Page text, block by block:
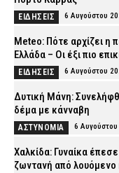
ΕΙΔΗΣΕΙΣ 6 Αυγούστου
Meteo: Πότε αρχίζει η
Ελλάδα – Οι έξι πιο
ΕΙΔΗΣΕΙΣ 6 Αυγούστου
Δυτική Μάνη:
δέμα με κάνναβη
ΑΣΤΥΝΟΜΙΑ 6
Χαλκίδα: Γυναίκα
ζωντανή από λουόμενο